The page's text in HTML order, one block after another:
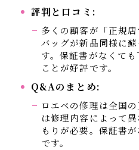
評判と口コミ:
多くの顧客が「正規
バッグが新品同様に
す。保証書がなくて
ことが好評です。
Q&Aのまとめ:
ロエベの修理は全国
は修理内容によって
もりが必要。保証書
です。